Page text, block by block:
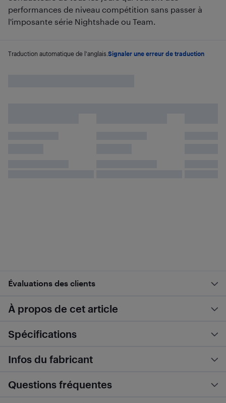
performances de niveau compétition sans passer à
l'imposante série Nightshade ou Team.
Traduction automatique de l'anglais. Signaler une erreur de traduction
Évaluations des clients
À propos de cet article
Spécifications
Infos du fabricant
Questions fréquentes